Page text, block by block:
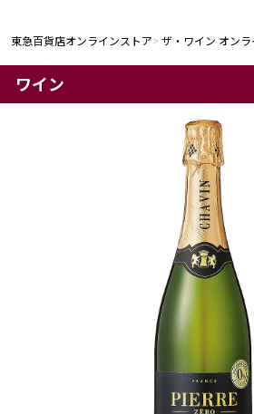
東急百貨店オンラインストア ザ・ワイン オン
ワイン